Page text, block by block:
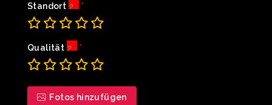
Standort
Qualität
Fotos hinzufügen